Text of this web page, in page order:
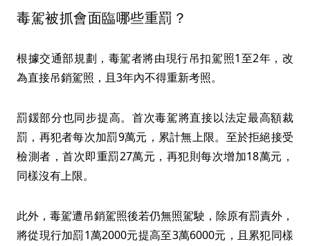
毒駕被抓會面臨哪些重罰？
根據交通部規劃，毒駕者將由現行吊扣駕照1至2年，改
為直接吊銷駕照，且3年內不得重新考照。
罰鍰部分也同步提高。首次毒駕將直接以法定最高額裁
罰，再犯者每次加罰9萬元，累計無上限。至於拒絕接受
檢測者，首次即重罰27萬元，再犯則每次增加18萬元，
同樣沒有上限。
此外，毒駕遭吊銷駕照後若仍無照駕駛，除原有罰責外，
將從現行加罰1萬2000元提高至3萬6000元，且累犯同樣